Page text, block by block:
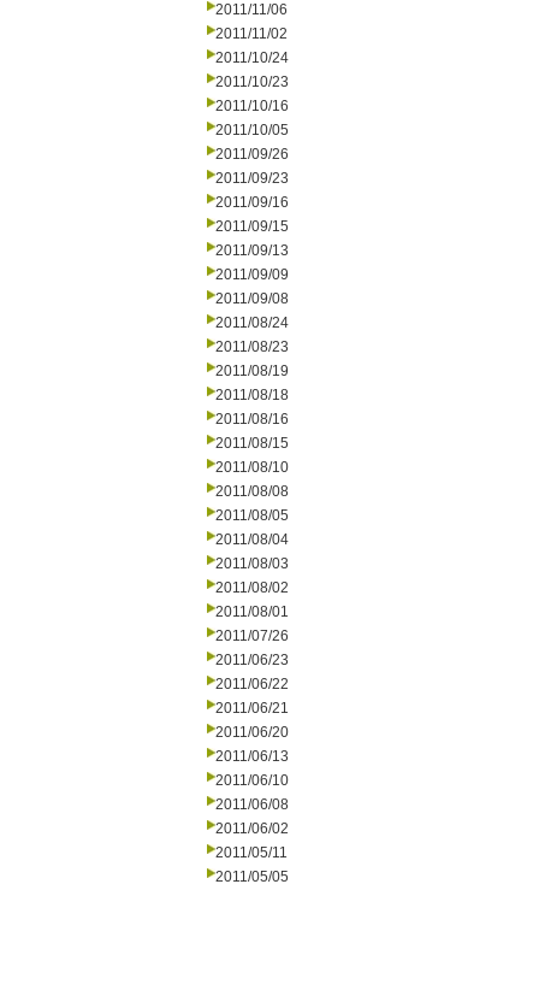
2011/11/06
2011/11/02
2011/10/24
2011/10/23
2011/10/16
2011/10/05
2011/09/26
2011/09/23
2011/09/16
2011/09/15
2011/09/13
2011/09/09
2011/09/08
2011/08/24
2011/08/23
2011/08/19
2011/08/18
2011/08/16
2011/08/15
2011/08/10
2011/08/08
2011/08/05
2011/08/04
2011/08/03
2011/08/02
2011/08/01
2011/07/26
2011/06/23
2011/06/22
2011/06/21
2011/06/20
2011/06/13
2011/06/10
2011/06/08
2011/06/02
2011/05/11
2011/05/05